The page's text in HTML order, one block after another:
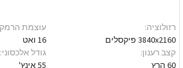
רזולוציה:
3840x2160 פיקסלים
קצב רענון:
60 הרץ
עוצמת
16 ואט
גודל אלכסוני:
55 אינץ'